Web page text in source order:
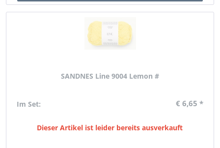
SANDNES Line 9004 Lemon #
Im Set: € 6,65 *
Dieser Artikel ist leider bereits ausverkauft